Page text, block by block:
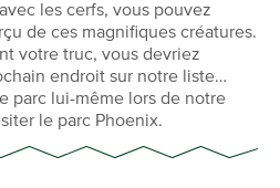
les cerfs, vous pouvez
de ces magnifiques créatures.
votre truc, vous devriez
endroit sur notre liste…
parc lui-même lors de notre
le parc Phoenix.